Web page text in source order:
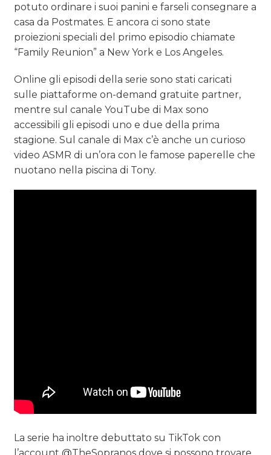
potuto ordinare i suoi panini e farseli consegnare a
casa da Postmates. E ancora ci sono state
proiezioni speciali del primo episodio chiamate
“Family Reunion” a New York e Los Angeles.
Online gli episodi della serie sono stati caricati
sulle piattaforme on-demand gratuite partner,
mentre sul canale YouTube di Max sono
accessibili gli episodi uno e due della prima
stagione. Sul canale di Max c’è anche un curioso
video ASMR di un’ora con le famose paperelle che
nuotano nella piscina di Tony.
La serie ha inoltre debuttato su TikTok con